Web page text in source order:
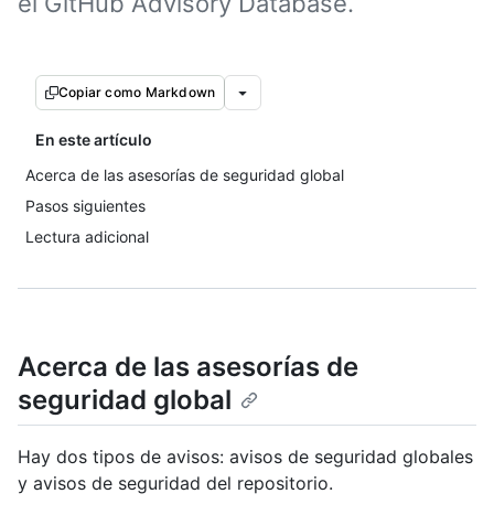
Copiar como Markdown
En este artículo
Acerca de las asesorías de seguridad global
Pasos siguientes
Lectura adicional
Acerca de las asesorías de
seguridad global
Hay dos tipos de avisos: avisos de seguridad globales
y avisos de seguridad del repositorio.